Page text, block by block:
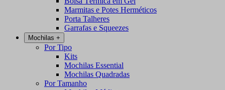
Marmitas e Potes Herméticos
Porta Talheres
Garrafas e Squeezes
Mochilas +
Por Tipo
Kits
Mochilas Essential
Mochilas Quadradas
Por Tamanho